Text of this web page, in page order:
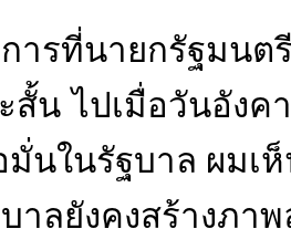
รัฐมนตรีกล่าว
สั้น ไปเมื่อวันอัง
นในรัฐบาล ผมเ
าลยังคงสร้างภาพ